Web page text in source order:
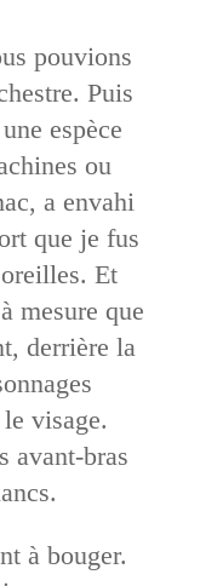
pouvions
Puis
espèce
ou
a envahi
que je fus
Et
mesure que
derrière la
visage.
avant-bras
à bouger.